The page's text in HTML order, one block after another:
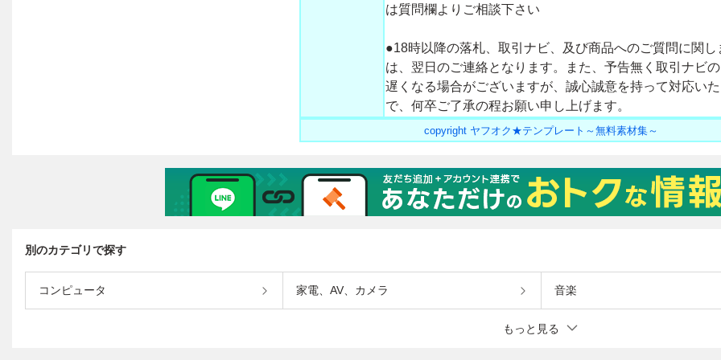
別のカテゴリで探す
コンピュータ 家電、AV、カメラ 音楽
もっと見る